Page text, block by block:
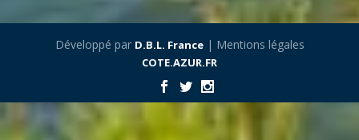
Développé par D.B.L. France| Mentions légales
COTE.AZUR.FR